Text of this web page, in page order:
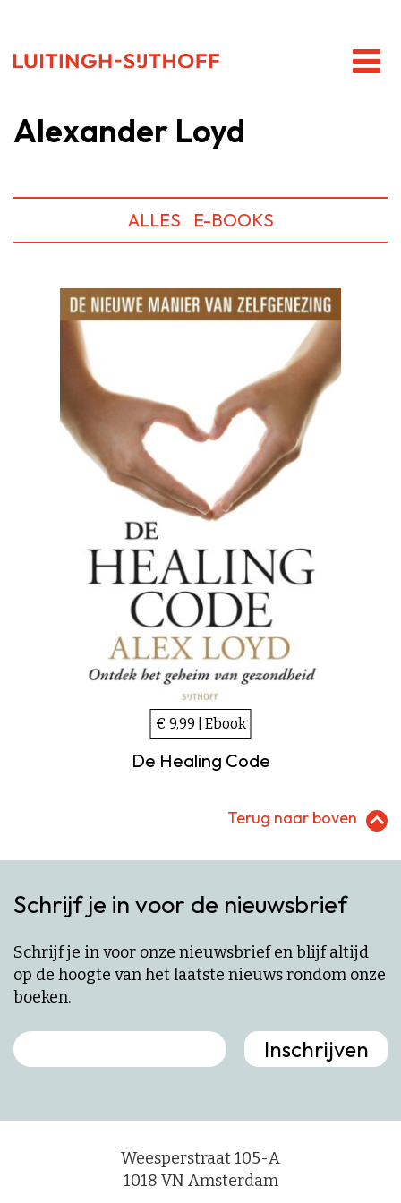
Alexander Loyd
ALLES E-BOOKS
€ 9,99 | Ebook
De Healing Code
Terug naar boven
Schrijf je in voor de nieuwsbrief
Schrijf je in voor onze nieuwsbrief en blijf altijd
op de hoogte van het laatste nieuws rondom onze
boeken.
Weesperstraat 105-A
1018 VN Amsterdam